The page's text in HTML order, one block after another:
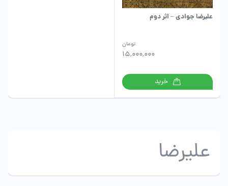
علیرضا جوادی – اثر دوم
15,000,000
تومان
خرید
علیرضا